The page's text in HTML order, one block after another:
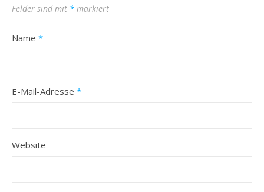
Felder sind mit * markiert
Name *
E-Mail-Adresse *
Website